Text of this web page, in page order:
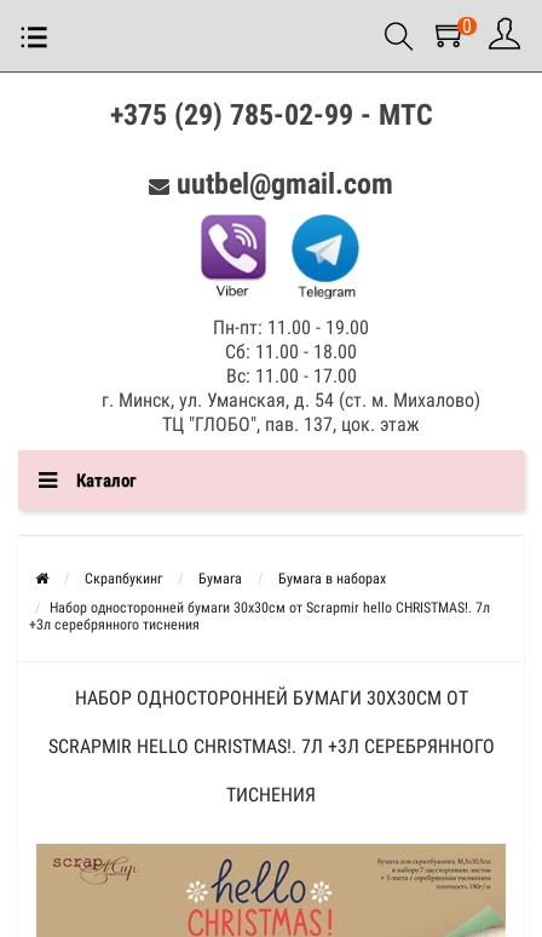
0
+375 (29) 785-02-99 - МТС
uutbel@gmail.com
Пн-пт: 11.00 - 19.00
Сб: 11.00 - 18.00
Вс: 11.00 - 17.00
г. Минск, ул. Уманская, д. 54 (ст. м. Михалово)
ТЦ "ГЛОБО", пав. 137, цок. этаж
Каталог
Скрапбукинг Бумага
Бумага в наборах
Набор односторонней бумаги 30х30см от Scrapmir hello CHRISTMAS!. 7л
+3л серебрянного тиснения
НАБОР ОДНОСТОРОННЕЙ БУМАГИ 30Х30СМ ОТ
SCRAPMIR HELLO CHRISTMAS!. 7Л +3Л СЕРЕБРЯННОГО
ТИСНЕНИЯ